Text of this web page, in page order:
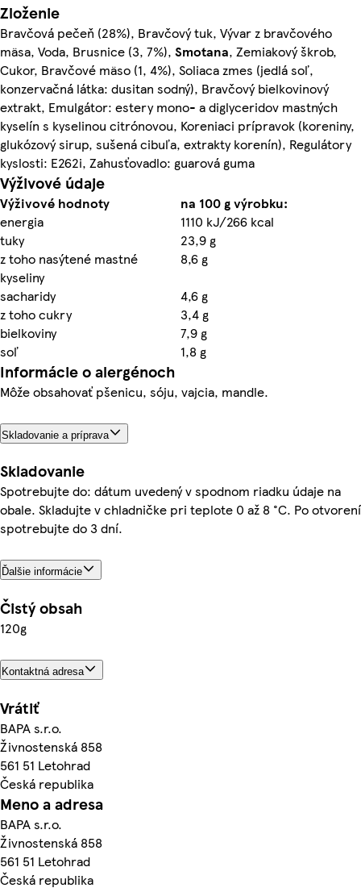
Zloženie
Bravčová pečeň (28%), Bravčový tuk, Vývar z bravčového
mäsa, Voda, Brusnice (3, 7%), Smotana, Zemiakový škrob,
Cukor, Bravčové mäso (1, 4%), Soliaca zmes (jedlá soľ,
konzervačná látka: dusitan sodný), Bravčový bielkovinový
extrakt, Emulgátor: estery mono- a diglyceridov mastných
kyselín s kyselinou citrónovou, Koreniaci prípravok (koreniny,
glukózový sirup, sušená cibuľa, extrakty korenín), Regulátory
kyslosti: E262i, Zahusťovadlo: guarová guma
Výživové údaje
Výživové hodnoty
na 100 g výrobku:
energia
1110 kJ/266 kcal
tuky
23,9 g
z toho nasýtené mastné
kyseliny
8,6 g
sacharidy
4,6 g
z toho cukry
3,4 g
bielkoviny
7,9 g
soľ
1,8 g
Informácie o alergénoch
Môže obsahovať pšenicu, sóju, vajcia, mandle.
Skladovanie a príprava
Skladovanie
Spotrebujte do: dátum uvedený v spodnom riadku údaje na
obale. Skladujte v chladničke pri teplote 0 až 8 °C. Po otvorení
spotrebujte do 3 dní.
Ďalšie informácie
Čistý obsah
120g
Kontaktná adresa
Vrátiť
BAPA s.r.o.
Živnostenská 858
561 51 Letohrad
Česká republika
Meno a adresa
BAPA s.r.o.
Živnostenská 858
561 51 Letohrad
Česká republika